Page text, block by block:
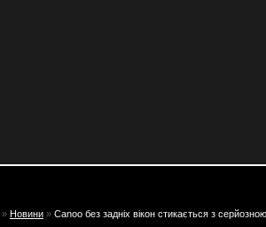
» Новини » Canoo без задніх вікон стикається з